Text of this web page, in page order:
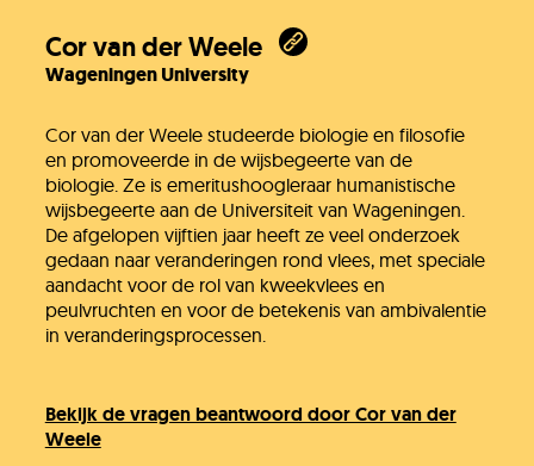
Cor van der Weele
Wageningen University
Cor van der Weele studeerde biologie en filosofie
en promoveerde in de wijsbegeerte van de
biologie. Ze is emeritushoogleraar humanistische
wijsbegeerte aan de Universiteit van Wageningen.
De afgelopen vijftien jaar heeft ze veel onderzoek
gedaan naar veranderingen rond vlees, met speciale
aandacht voor de rol van kweekvlees en
peulvruchten en voor de betekenis van ambivalentie
in veranderingsprocessen.
Bekijk de vragen beantwoord door Cor van der
Weele
Jullie vragen
Onze experts
Vacatures